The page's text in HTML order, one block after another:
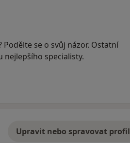
Podělte se o svůj názor. Ostatní
specialisty.
Upravit nebo spravovat profil